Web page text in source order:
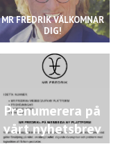
MR FREDRIK VÄLKOMNAR
DIG!
Prenumerera på
vårt nyhetsbrev